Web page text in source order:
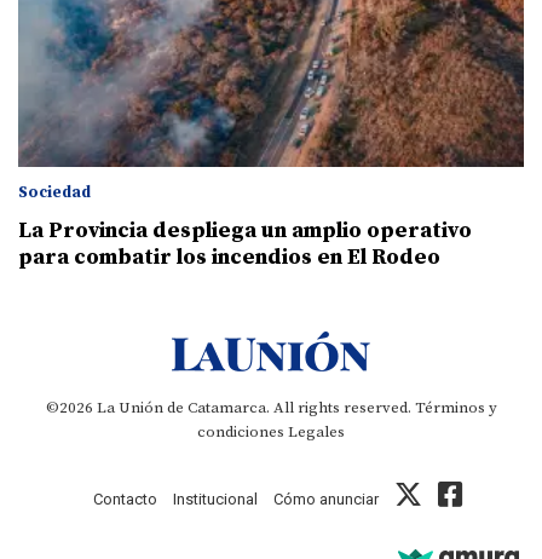
Sociedad
La Provincia despliega un amplio operativo
para combatir los incendios en El Rodeo
©2026 La Unión de Catamarca. All rights reserved. Términos y
condiciones Legales
Contacto Institucional Cómo anunciar